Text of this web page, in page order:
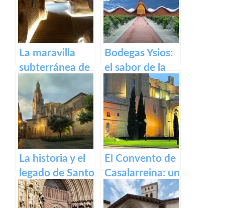
La Rioja
pueblo riojano
La maravilla
subterránea de
Arnedo: La
cueva de los
cien pilares
Bodegas Ysios:
el sabor de la
excelencia en
vinos
La historia y el
legado de Santo
Domingo de la
Calzada
El Convento de
Casalarreina: un
tesoro de
devoción y arte